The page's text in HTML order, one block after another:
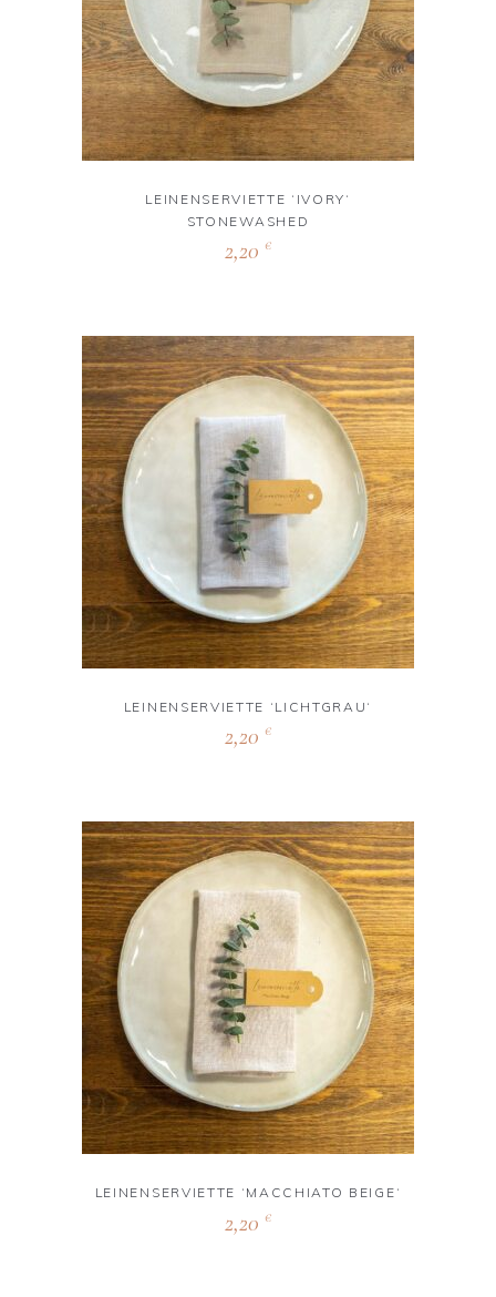
LEINENSERVIETTE ‘IVORY‘
STONEWASHED
2,20 €
LEINENSERVIETTE ‘LICHTGRAU‘
2,20 €
LEINENSERVIETTE ‘MACCHIATO BEIGE‘
2,20 €